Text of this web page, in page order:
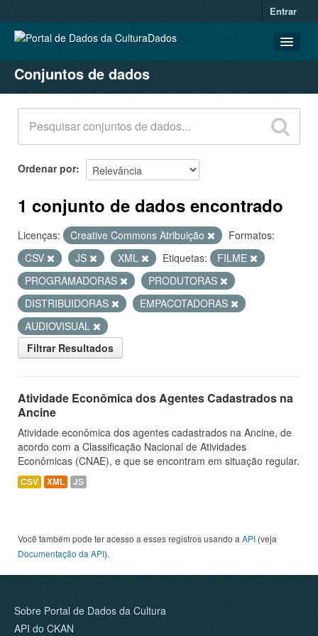
Entrar
CONJUNTOS DE DADOS
ORGANIZAÇÕES
GRUPOS
SOBRE
Conjuntos de dados
Ordenar por
1 conjunto de dados encontrado
Licenças: Creative Commons Atribuição
Formatos:
CSV
JS XML Etiquetas:
FILME
PROGRAMADORAS
PRODUTORAS
DISTRIBUIDORAS
EMPACOTADORAS
AUDIOVISUAL
Filtrar Resultados
Atividade Econômica dos Agentes Cadastrados na
Ancine
Atividade econômica dos agentes cadastrados na Ancine, de
acordo com a Classificação Nacional de Atividades
Econômicas (CNAE), e que se encontram em situação regular.
CSV XML JS
Você também pode ter acesso a esses registros usando a API (veja
Documentação da API).
Sobre Portal de Dados da Cultura
API do CKAN